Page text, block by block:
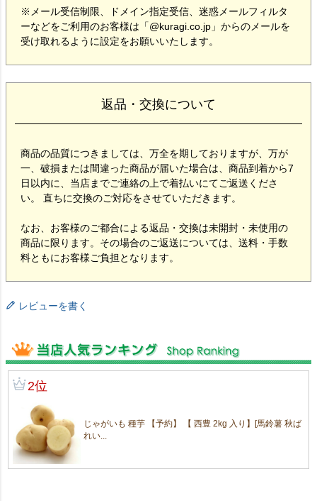
※メール受信制限、ドメイン指定受信、迷惑メールフィルタ
ーなどをご利用のお客様は「@kuragi.co.jp」からのメールを
受け取れるように設定をお願いいたします。
返品・交換について
商品の品質につきましては、万全を期しておりますが、万が
一、破損または間違った商品が届いた場合は、商品到着から7
日以内に、当店までご連絡の上で着払いにてご返送くださ
い。 直ちに交換のご対応をさせていただきます。
なお、お客様のご都合による返品・交換は未開封・未使用の
商品に限ります。その場合のご返送については、送料・手数
料ともにお客様ご負担となります。
レビューを書く